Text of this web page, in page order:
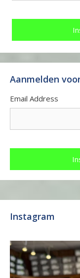
Aanmelden
Email Address
Instagram